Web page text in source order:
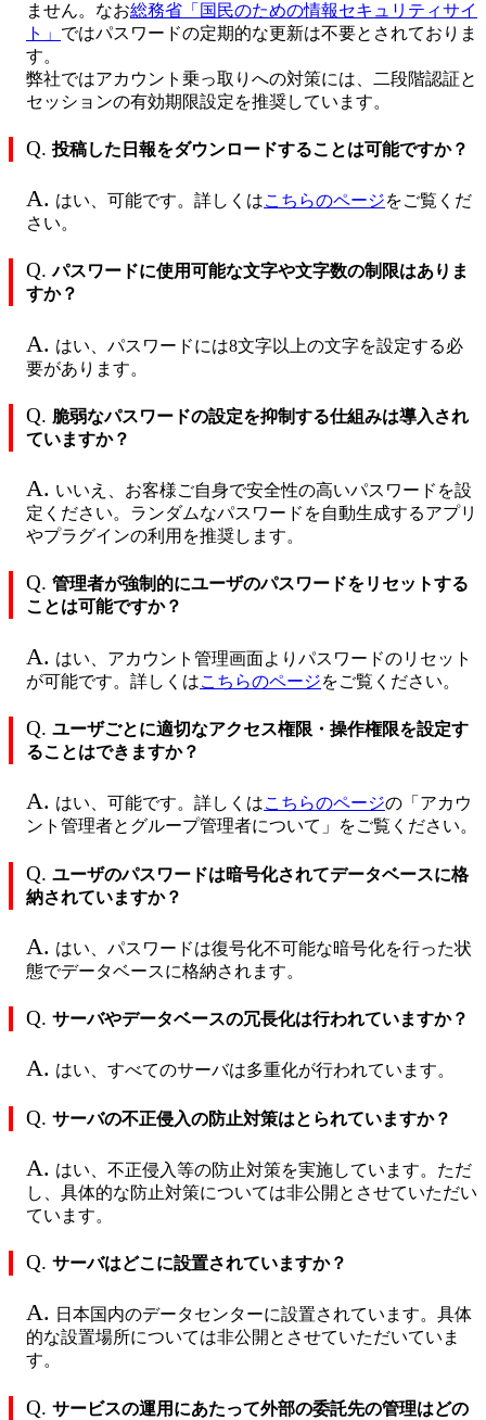
ません。なお総務省「国民のための情報セキュリティサイ
ト」 ではパスワードの定期的な更新は不要とされておりま
す。
弊社ではアカウント乗っ取りへの対策には、二段階認証と
セッションの有効期限設定を推奨しています。
Q. 投稿した日報をダウンロードすることは可能ですか？
A. はい、可能です。詳しくはこちらのページをご覧くだ
さい。
Q. パスワードに使用可能な文字や文字数の制限はありま
すか？
A. はい、パスワードには8文字以上の文字を設定する必
要があります。
Q. 脆弱なパスワードの設定を抑制する仕組みは導入され
ていますか？
A. いいえ、お客様ご自身で安全性の高いパスワードを設
定ください。ランダムなパスワードを自動生成するアプリ
やプラグインの利用を推奨します。
Q. 管理者が強制的にユーザのパスワードをリセットする
ことは可能ですか？
A. はい、アカウント管理画面よりパスワードのリセット
が可能です。詳しくはこちらのページをご覧ください。
Q. ユーザごとに適切なアクセス権限・操作権限を設定す
ることはできますか？
A. はい、可能です。詳しくはこちらのページの「アカウ
ント管理者とグループ管理者について」をご覧ください。
Q. ユーザのパスワードは暗号化されてデータベースに格
納されていますか？
A. はい、パスワードは復号化不可能な暗号化を行った状
態でデータベースに格納されます。
Q. サーバやデータベースの冗長化は行われていますか？
A. はい、すべてのサーバは多重化が行われています。
Q. サーバの不正侵入の防止対策はとられていますか？
A. はい、不正侵入等の防止対策を実施しています。ただ
し、具体的な防止対策については非公開とさせていただい
ています。
Q. サーバはどこに設置されていますか？
A. 日本国内のデータセンターに設置されています。具体
的な設置場所については非公開とさせていただいていま
す。
Q. サービスの運用にあたって外部の委託先の管理はどの